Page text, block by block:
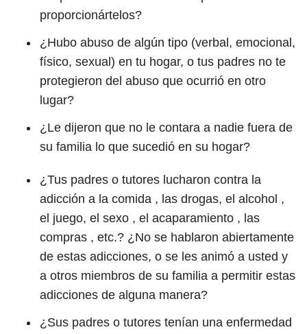
proporcionártelos?
¿Hubo abuso de algún tipo (verbal, emocional,
físico, sexual) en tu hogar, o tus padres no te
protegieron del abuso que ocurrió en otro
lugar?
¿Le dijeron que no le contara a nadie fuera de
su familia lo que sucedió en su hogar?
¿Tus padres o tutores lucharon contra la
adicción a la comida , las drogas, el alcohol ,
el juego, el sexo , el acaparamiento , las
compras , etc.? ¿No se hablaron abiertamente
de estas adicciones, o se les animó a usted y
a otros miembros de su familia a permitir estas
adicciones de alguna manera?
¿Sus padres o tutores tenían una enfermedad